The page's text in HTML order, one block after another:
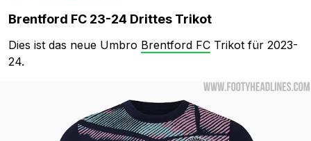
Brentford FC 23-24 Drittes Trikot
Dies ist das neue Umbro Brentford FC Trikot für 2023-
24.